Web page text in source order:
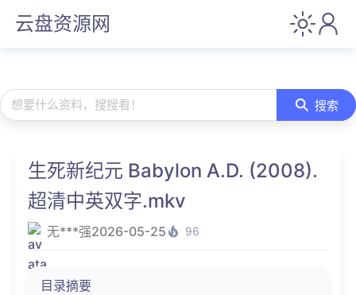
云盘资源网
想要什么资料，搜搜看！ 搜索
生死新纪元 Babylon A.D. (2008).
超清中英双字.mkv
无***强2026-05-25 96
目录摘要